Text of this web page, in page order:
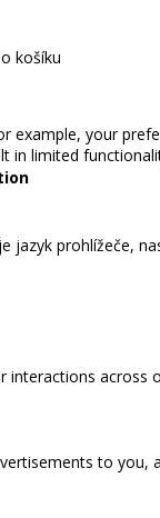
košíku
your
in limited
prohlížeče,
across
to you,